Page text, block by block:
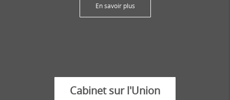
En savoir plus
Cabinet sur l'Union